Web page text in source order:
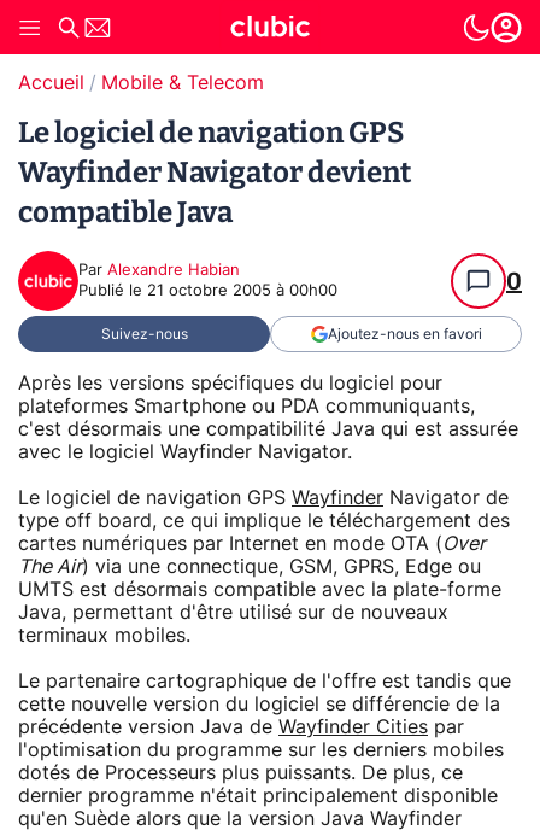
Accueil Mobile & Telecom
Le logiciel de navigation GPS
Wayfinder Navigator devient
compatible Java
Par Alexandre Habian
Publié le 21 octobre 2005 à 00h00 0
Suivez-nous Ajoutez-nous en favori
Après les versions spécifiques du logiciel pour
plateformes Smartphone ou PDA communiquants,
c'est désormais une compatibilité Java qui est assurée
avec le logiciel Wayfinder Navigator.
Le logiciel de navigation GPS Wayfinder Navigator de
type off board, ce qui implique le téléchargement des
cartes numériques par Internet en mode OTA (Over
The Air) via une connectique, GSM, GPRS, Edge ou
UMTS est désormais compatible avec la plate-forme
Java, permettant d'être utilisé sur de nouveaux
terminaux mobiles.
Le partenaire cartographique de l'offre est tandis que
cette nouvelle version du logiciel se différencie de la
précédente version Java de Wayfinder Cities par
l'optimisation du programme sur les derniers mobiles
dotés de Processeurs plus puissants. De plus, ce
dernier programme n'était principalement disponible
qu'en Suède alors que la version Java Wayfinder